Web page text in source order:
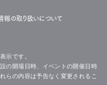
の取り扱いについて
示です。
の開場日時、イベントの開催日時
らの内容は予告なく変更されるこ